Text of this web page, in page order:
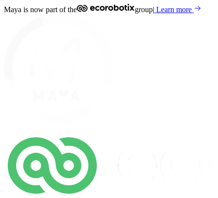
Maya is now part of the group| Learn more